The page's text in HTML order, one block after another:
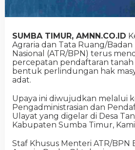
SUMBA TIMUR, AMNN.CO.ID
Agraria dan Tata Ruang/
Nasional (ATR/BPN) terus
percepatan pendaftaran tanah
bentuk perlindungan hak
adat.
Upaya ini diwujudkan melalui
Pengadministrasian dan
Ulayat yang digelar di Desa
Kabupaten Sumba Timur,
Staf Khusus Menteri ATR/BPN